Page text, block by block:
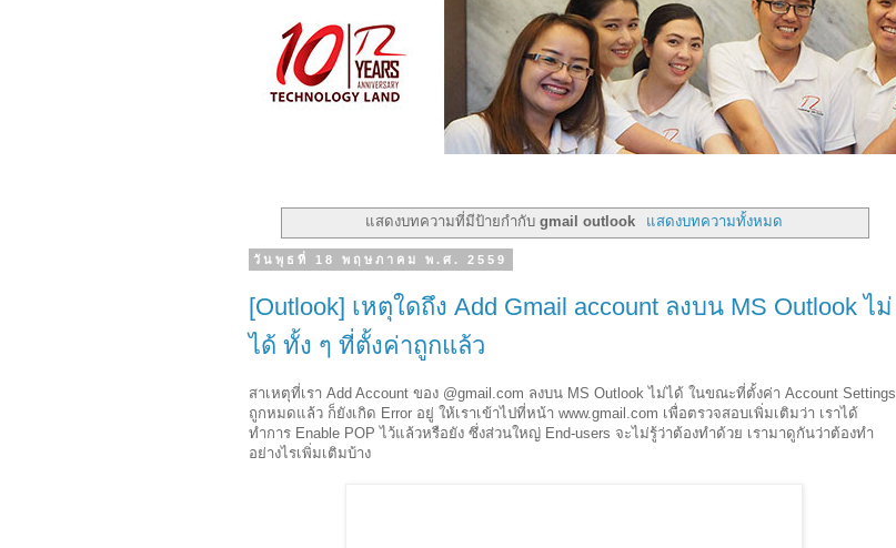
แสดงบทความที่มีป้ายกำกับgmail outlook แสดงบทความทั้งหมด
วันพุธที่ 18 พฤษภาคม พ.ศ. 2559
[Outlook] เหตุใดถึง Add Gmail account ลงบน MS Outlook ไม่
ได้ ทั้ง ๆ ที่ตั้งค่าถูกแล้ว
สาเหตุที่เรา Add Account ของ @gmail.com ลงบน MS Outlook ไม่ได้ ในขณะที่ตั้งค่า Account Settings
ถูกหมดแล้ว ก็ยังเกิด Error อยู่ ให้เราเข้าไปที่หน้า www.gmail.com เพื่อตรวจสอบเพิ่มเติมว่า เราได้
ทำการ Enable POP ไว้แล้วหรือยัง ซึ่งส่วนใหญ่ End-users จะไม่รู้ว่าต้องทำด้วย เรามาดูกันว่าต้องทำ
อย่างไรเพิ่มเติมบ้าง